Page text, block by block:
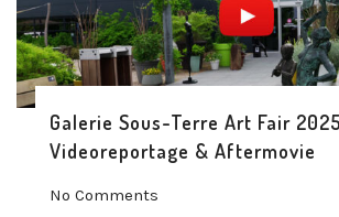
Galerie Sous-Terre Art Fair
Videoreportage & Aftermovie
No Comments